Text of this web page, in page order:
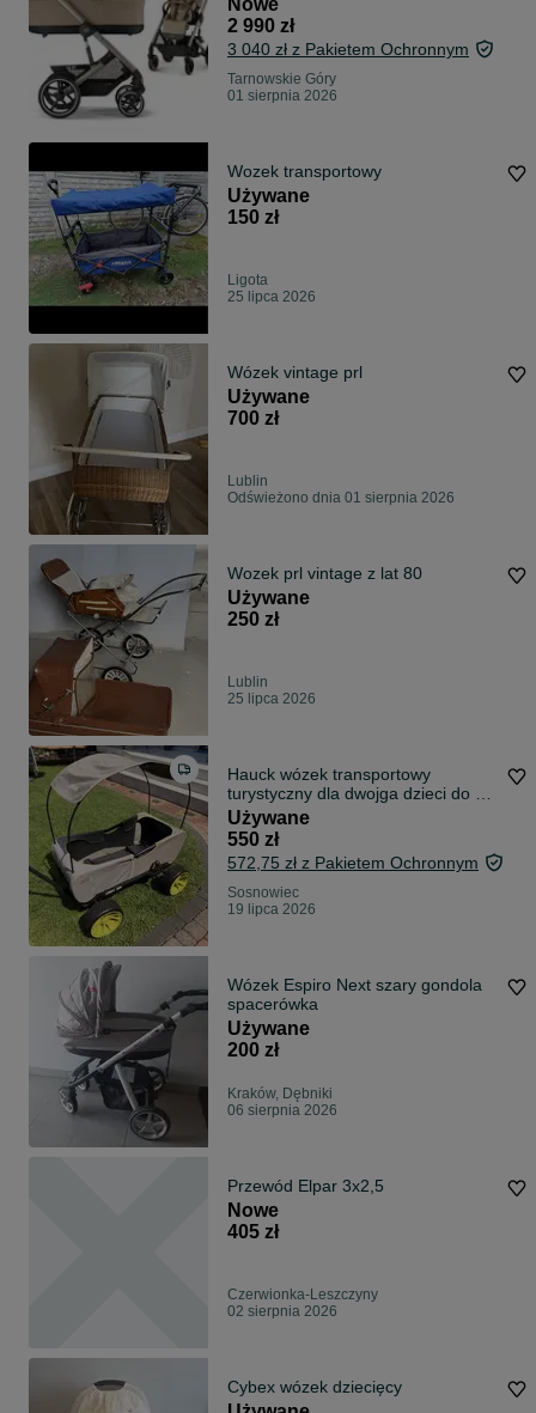
Nowe
2 990 zł
3 040 zł z Pakietem Ochronnym
Tarnowskie Góry
01 sierpnia 2026
Wozek transportowy
Używane
150 zł
Ligota
25 lipca 2026
Wózek vintage prl
Używane
700 zł
Lublin
Odświeżono dnia 01 sierpnia 2026
Wozek prl vintage z lat 80
Używane
250 zł
Lublin
25 lipca 2026
Hauck wózek transportowy
turystyczny dla dwojga dzieci do 50
kg stabilny składany na plażę
Używane
550 zł
572,75 zł z Pakietem Ochronnym
Sosnowiec
19 lipca 2026
Wózek Espiro Next szary gondola
spacerówka
Używane
200 zł
Kraków, Dębniki
06 sierpnia 2026
Przewód Elpar 3x2,5
Nowe
405 zł
Czerwionka-Leszczyny
02 sierpnia 2026
Cybex wózek dziecięcy